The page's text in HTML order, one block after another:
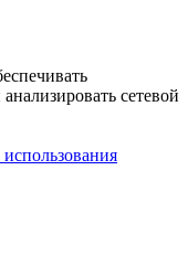
сетевой